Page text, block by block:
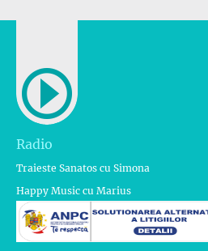
Radio
Traieste Sanatos cu Simona
Happy Music cu Marius